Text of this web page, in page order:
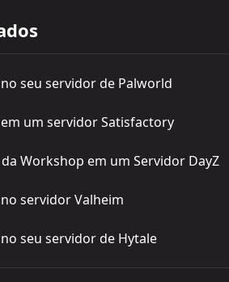
seu servidor de Palworld
um servidor Satisfactory
Workshop em um Servidor DayZ
servidor Valheim
seu servidor de Hytale